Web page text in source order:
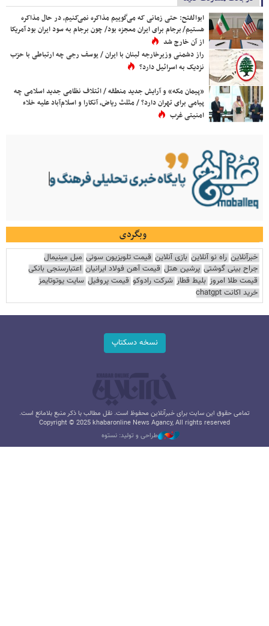
ابوالفتح: حتی زمانی که می‌گوییم مذاکره نمی‌کنیم، در حال مذاکره
هستیم/ برجام برای ایران معجزه بود/ چون برجام به سود ایران بود آمریکا
از آن خارج شد
راز دشمنی وزیرخارجه لبنان با ایران / یوسف رجی چه ارتباطی با حزب
نزدیک به اسرائیل دارد؟
«پیمان مکه» و آرایش جدید منطقه / ائتلاف نظامی جدید اسلامی چه
پیامی برای تهران دارد؟ / مثلث ریاض، آنکارا و اسلام‌آباد علیه خلاء
امنیتی غرب
وبگردی
خبرآنلاین راه نو آنلاین بازی آنلاین قیمت تلویزیون سونی مبل مینیمال
جراح بینی گوشتی پرشین هتل قیمت آهن فولاد ایرانیان اعتبارسنجی بانکی
قیمت طلا امروز بلیط قطار شرکت رادوکو قیمت پروفیل سایت یوتوتایمز
خرید اکانت chatgpt
نسخه دسکتاپ
تمامی حقوق این سایت برای خبرآنلاین محفوظ است. نقل مطالب با ذکر منبع بلامانع است.
Copyright © 2025 khabaronline News Agancy, All rights reserved
طراحی و تولید: نستوه